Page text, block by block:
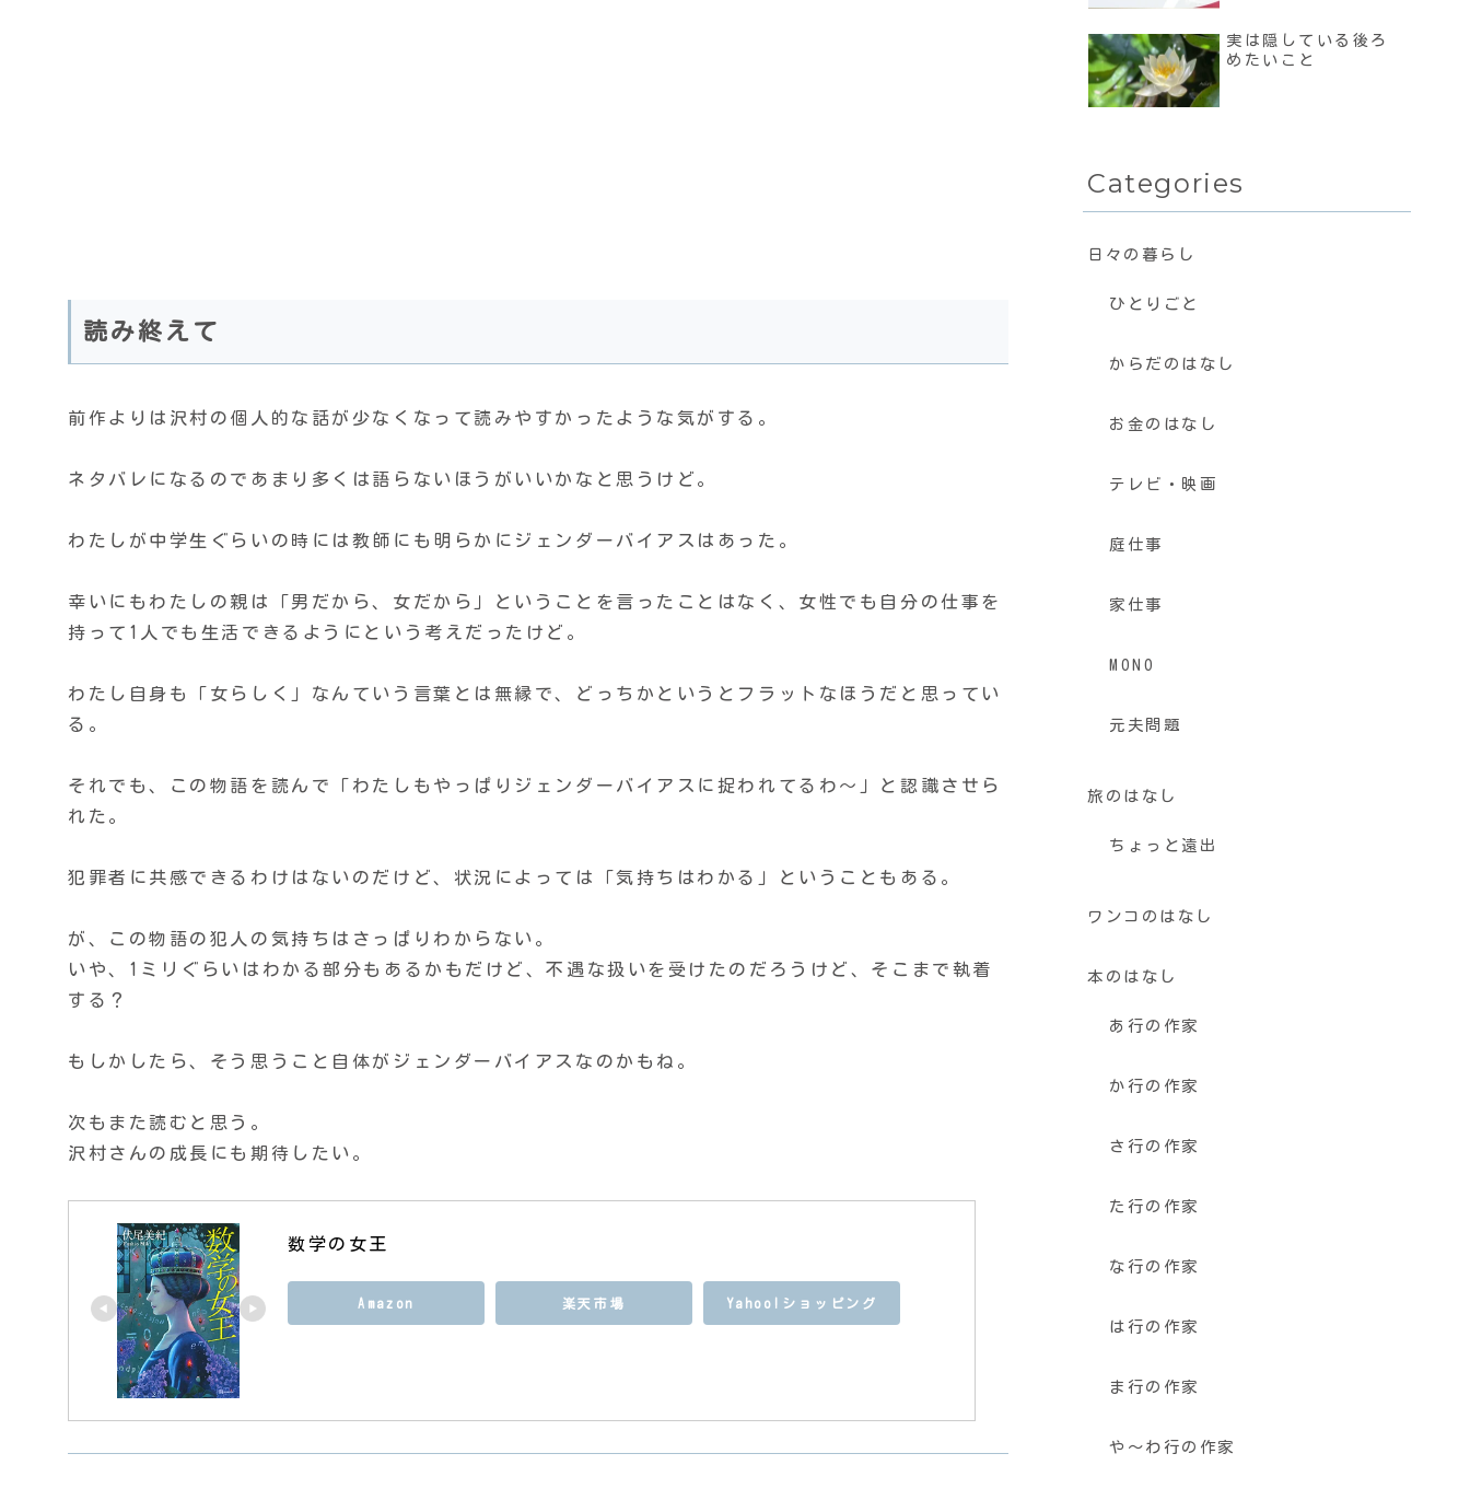
読み終えて
前作よりは沢村の個人的な話が少なくなって読みやすかったような気がする。
ネタバレになるのであまり多くは語らないほうがいいかなと思うけど。
わたしが中学生ぐらいの時には教師にも明らかにジェンダーバイアスはあった。
幸いにもわたしの親は「男だから、女だから」ということを言ったことはなく、女性でも自分の仕事を
持って1人でも生活できるようにという考えだったけど。
わたし自身も「女らしく」なんていう言葉とは無縁で、どっちかというとフラットなほうだと思ってい
る。
それでも、この物語を読んで「わたしもやっぱりジェンダーバイアスに捉われてるわ〜」と認識させら
れた。
犯罪者に共感できるわけはないのだけど、状況によっては「気持ちはわかる」ということもある。
が、この物語の犯人の気持ちはさっぱりわからない。
いや、1ミリぐらいはわかる部分もあるかもだけど、不遇な扱いを受けたのだろうけど、そこまで執着
する？
もしかしたら、そう思うこと自体がジェンダーバイアスなのかもね。
次もまた読むと思う。
沢村さんの成長にも期待したい。
数学の女王
Amazon 楽天市場 Yahoo!ショッピング
実は隠している後ろ
めたいこと
Categories
日々の暮らし
ひとりごと
からだのはなし
お金のはなし
テレビ・映画
庭仕事
家仕事
MONO
元夫問題
旅のはなし
ちょっと遠出
ワンコのはなし
本のはなし
あ行の作家
か行の作家
さ行の作家
た行の作家
な行の作家
は行の作家
ま行の作家
や〜わ行の作家